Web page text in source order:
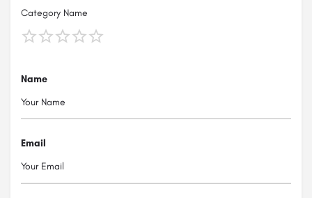
Category Name
Name
Email